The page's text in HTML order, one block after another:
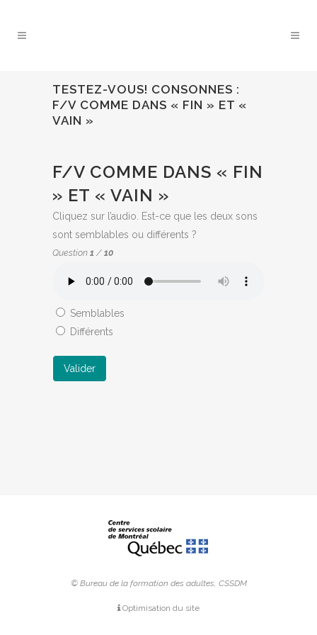
TESTEZ-VOUS! CONSONNES :
F/V COMME DANS « FIN » ET «
VAIN »
QUIZ:
F/V COMME DANS « FIN
» ET « VAIN »
Cliquez sur l’audio. Est-ce que les deux sons
sont semblables ou différents ?
Question 1 / 10
Semblables
Différents
Valider
© Bureau de la formation des adultes, CSSDM
Optimisation du site